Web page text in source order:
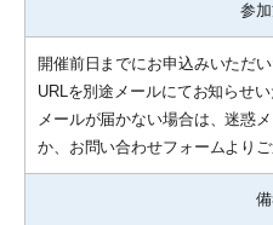
参
開催前日までにお申込みいただ
URLを別途メールにてお知らせい
メールが届かない場合は、迷惑
か、お問い合わせフォームよりご